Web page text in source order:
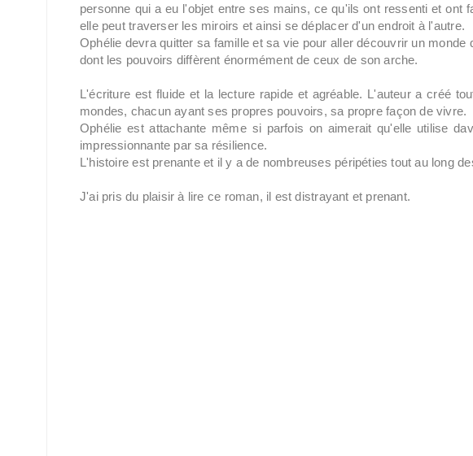
personne qui a eu l'objet entre ses mains, ce qu'ils ont ressenti et ont
elle peut traverser les miroirs et ainsi se déplacer d'un endroit à l'autre.
Ophélie devra quitter sa famille et sa vie pour aller découvrir un monde
dont les pouvoirs diffèrent énormément de ceux de son arche.
L'écriture est fluide et la lecture rapide et agréable. L'auteur a créé
mondes, chacun ayant ses propres pouvoirs, sa propre façon de vivre.
Ophélie est attachante même si parfois on aimerait qu'elle utilise
impressionnante par sa résilience.
L'histoire est prenante et il y a de nombreuses péripéties tout au long
J'ai pris du plaisir à lire ce roman, il est distrayant et prenant.